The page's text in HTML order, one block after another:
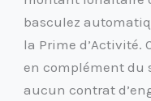
basculez
la Prime d’Activité.
en complément du
aucun contrat